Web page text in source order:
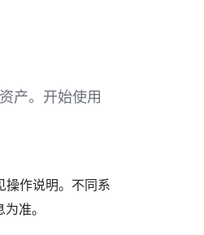
产。开始使用
作说明。不同系
准。